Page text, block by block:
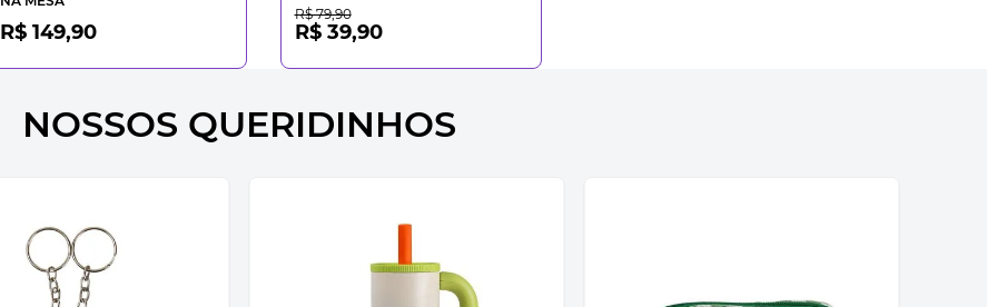
R$ 149,90
R$ 79,90
R$ 39,90
NOSSOS QUERIDINHOS